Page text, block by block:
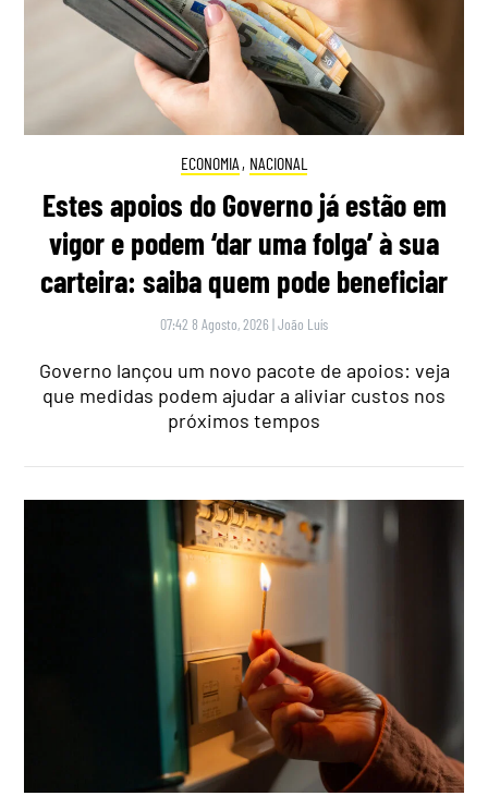
ECONOMIA , NACIONAL
Estes apoios do Governo já estão em
vigor e podem ‘dar uma folga’ à sua
carteira: saiba quem pode beneficiar
07:42 8 Agosto, 2026 |João Luís
Governo lançou um novo pacote de apoios: veja
que medidas podem ajudar a aliviar custos nos
próximos tempos